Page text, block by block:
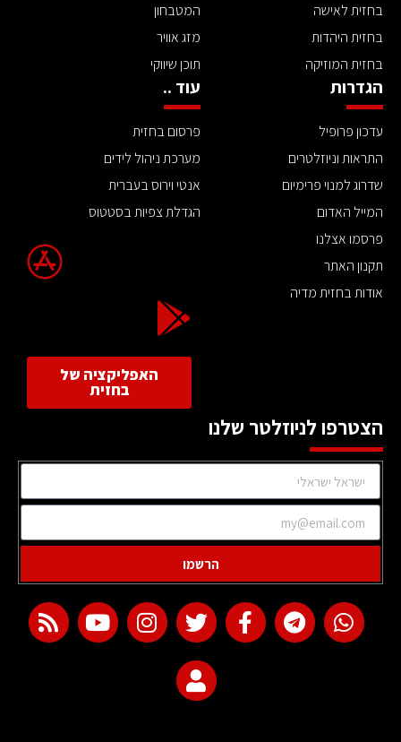
בחזית לאישה
בחזית היהדות
בחזית המוזיקה
המטבחון
מזג אוויר
תוכן שיווקי
הגדרות
עדכון פרופיל
התראות וניוזלטרים
שדרוג למנוי פרימיום
המייל האדום
פרסמו אצלנו
תקנון האתר
אודות בחזית מדיה
עוד ..
פרסום בחזית
מערכת ניהול לידים
אנטי וירוס בעברית
הגדלת צפיות בסטטוס
האפליקציה של
בחזית
הצטרפו לניוזלטר שלנו
הרשמו